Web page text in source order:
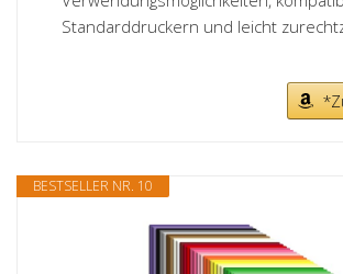
Standarddruckern und leicht
BESTSELLER NR. 10